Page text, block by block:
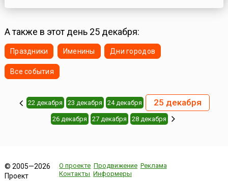
А также в этот день 25 декабря:
Праздники Именины Дни городов
Все события
22 декабря 23 декабря 24 декабря 25 декабря
26 декабря 27 декабря 28 декабря
© 2005—2026
Проект
О проекте Продвижение Реклама
Контакты Информеры